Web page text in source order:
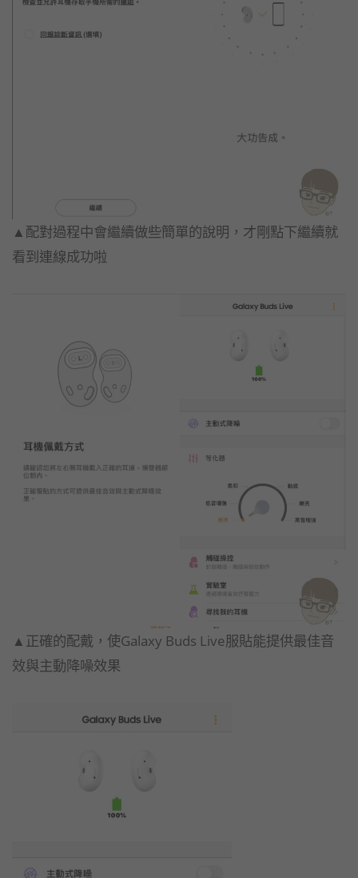
▲配對過程中會繼續做些簡單的說明，才剛點下繼續就
看到連線成功啦
▲正確的配戴，使Galaxy Buds Live服貼能提供最佳音
效與主動降噪效果